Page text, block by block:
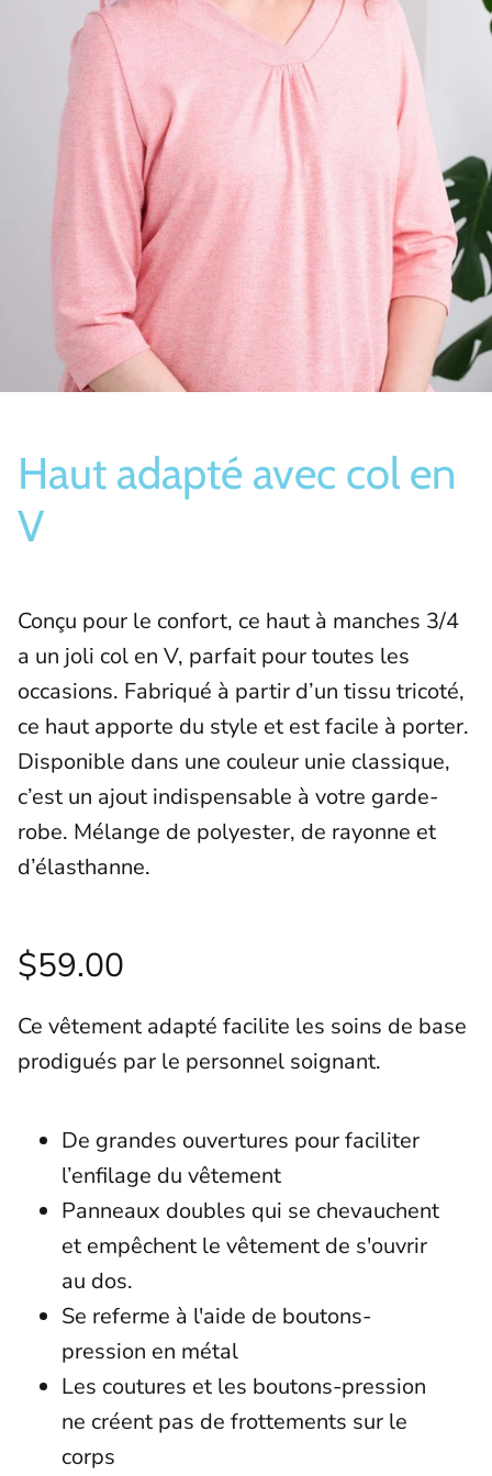
Bas/Chaussettes
Haut adapté avec col en
V
Conçu pour le confort, ce haut à manches 3/4
a un joli col en V, parfait pour toutes les
occasions. Fabriqué à partir d’un tissu tricoté,
ce haut apporte du style et est facile à porter.
Disponible dans une couleur unie classique,
c’est un ajout indispensable à votre garde-
robe. Mélange de polyester, de rayonne et
d’élasthanne.
$59.00
Ce vêtement adapté facilite les soins de base
prodigués par le personnel soignant.
De grandes ouvertures pour faciliter
l’enfilage du vêtement
Panneaux doubles qui se chevauchent
et empêchent le vêtement de s'ouvrir
au dos.
Se referme à l'aide de boutons-
pression en métal
Les coutures et les boutons-pression
ne créent pas de frottements sur le
corps